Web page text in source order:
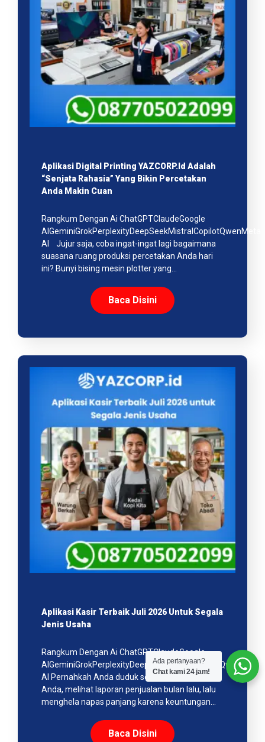
Aplikasi Digital Printing YAZCORP.id Adalah
“Senjata Rahasia” Yang Bikin Percetakan
Anda Makin Cuan
Rangkum Dengan Ai ChatGPTClaudeGoogle
AIGeminiGrokPerplexityDeepSeekMistralCopilotQwenMeta
AI Jujur saja, coba ingat-ingat lagi bagaimana
suasana ruang produksi percetakan Anda hari
ini? Bunyi bising mesin plotter yang…
Baca Disini
Aplikasi Kasir Terbaik Juli 2026 Untuk Segala
Jenis Usaha
Rangkum Dengan Ai ChatGPTClaudeGoogle
AIGeminiGrokPerplexityDeepSeekMistralCopilotQwenMeta
AI Pernahkah Anda duduk sejenak di meja kerja
Anda, melihat laporan penjualan bulan lalu, lalu
menghela napas panjang karena keuntungan…
Baca Disini
Ada pertanyaan?
Chat kami 24 jam!